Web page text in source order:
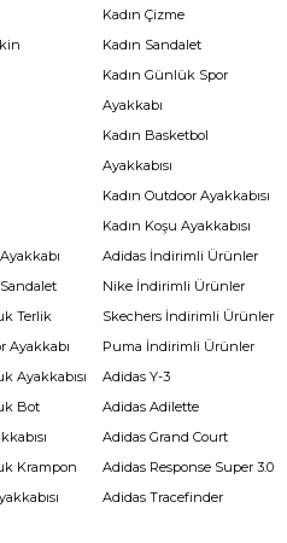
Kadın Çizme
Kadın Sandalet
Kadın Günlük Spor
Ayakkabı
Kadın Basketbol
Ayakkabısı
Kadın Outdoor Ayakkabısı
Kadın Koşu Ayakkabısı
Terlik
Ayakkabı
Ayakkabısı
Bot
Krampon
Adidas İndirimli Ürünler
Nike İndirimli Ürünler
Skechers İndirimli Ürünler
Puma İndirimli Ürünler
Adidas Y-3
Adidas Adilette
Adidas Grand Court
Adidas Response Super 3.0
Adidas Tracefinder